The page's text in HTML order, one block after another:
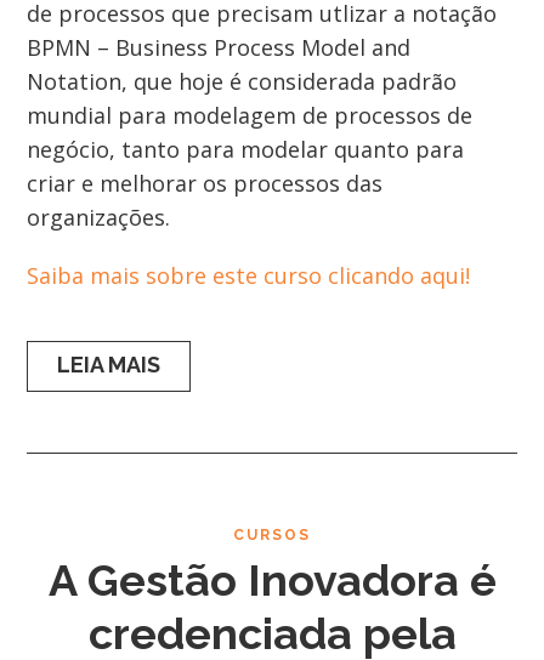
de processos que precisam utlizar a notação
BPMN – Business Process Model and
Notation, que hoje é considerada padrão
mundial para modelagem de processos de
negócio, tanto para modelar quanto para
criar e melhorar os processos das
organizações.
Saiba mais sobre este curso clicando aqui!
LEIA MAIS
CURSOS
A Gestão Inovadora é
credenciada pela